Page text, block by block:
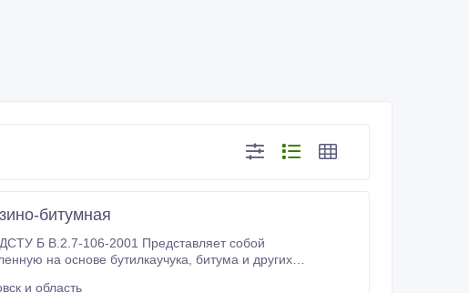
битумная
Б В.2.7-106-2001 Представляет собой
и область